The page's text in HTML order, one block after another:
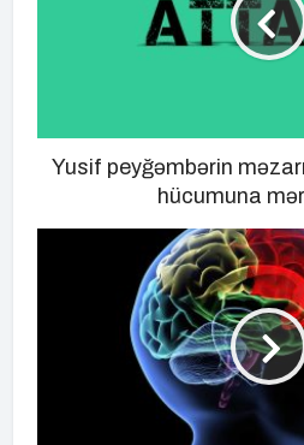
Yusif peyğəmbərin
hücumuna